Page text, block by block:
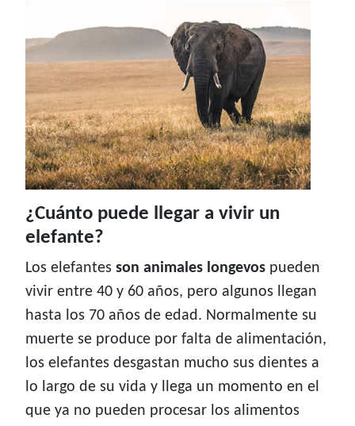
¿Cuánto puede llegar a vivir un
elefante?
Los elefantes son animales longevos pueden
vivir entre 40 y 60 años, pero algunos llegan
hasta los 70 años de edad. Normalmente su
muerte se produce por falta de alimentación,
los elefantes desgastan mucho sus dientes a
lo largo de su vida y llega un momento en el
que ya no pueden procesar los alimentos